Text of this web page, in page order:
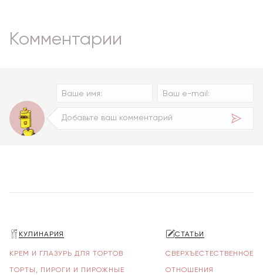
Комментарии
КУЛИНАРИЯ
КРЕМ И ГЛАЗУРЬ ДЛЯ ТОРТОВ
ТОРТЫ, ПИРОГИ И ПИРОЖНЫЕ
СТАТЬИ
СВЕРХЪЕСТЕСТВЕННОЕ
ОТНОШЕНИЯ